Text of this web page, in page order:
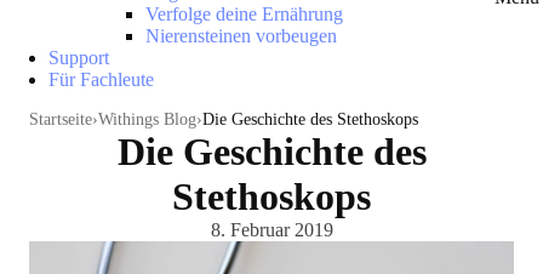
Verfolge deine Ernährung
Nierensteinen vorbeugen
Support
Für Fachleute
Startseite Withings Blog Die Geschichte des Stethoskops
Die Geschichte des
Stethoskops
8. Februar 2019